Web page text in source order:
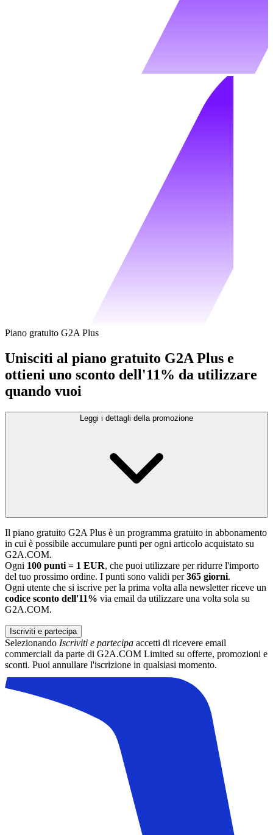
Piano gratuito G2A Plus
Unisciti al piano gratuito G2A Plus e
ottieni uno sconto dell'11% da utilizzare
quando vuoi
Leggi i dettagli della promozione
Il piano gratuito G2A Plus è un programma gratuito in abbonamento
in cui è possibile accumulare punti per ogni articolo acquistato su
G2A.COM.
Ogni 100 punti = 1 EUR, che puoi utilizzare per ridurre l'importo
del tuo prossimo ordine. I punti sono validi per365 giorni.
Ogni utente che si iscrive per la prima volta alla newsletter riceve un
codice sconto dell'11% via email da utilizzare una volta sola su
G2A.COM.
Iscriviti e partecipa
Selezionando Iscriviti e partecipa accetti di ricevere email
commerciali da parte di G2A.COM Limited su offerte, promozioni e
sconti. Puoi annullare l'iscrizione in qualsiasi momento.